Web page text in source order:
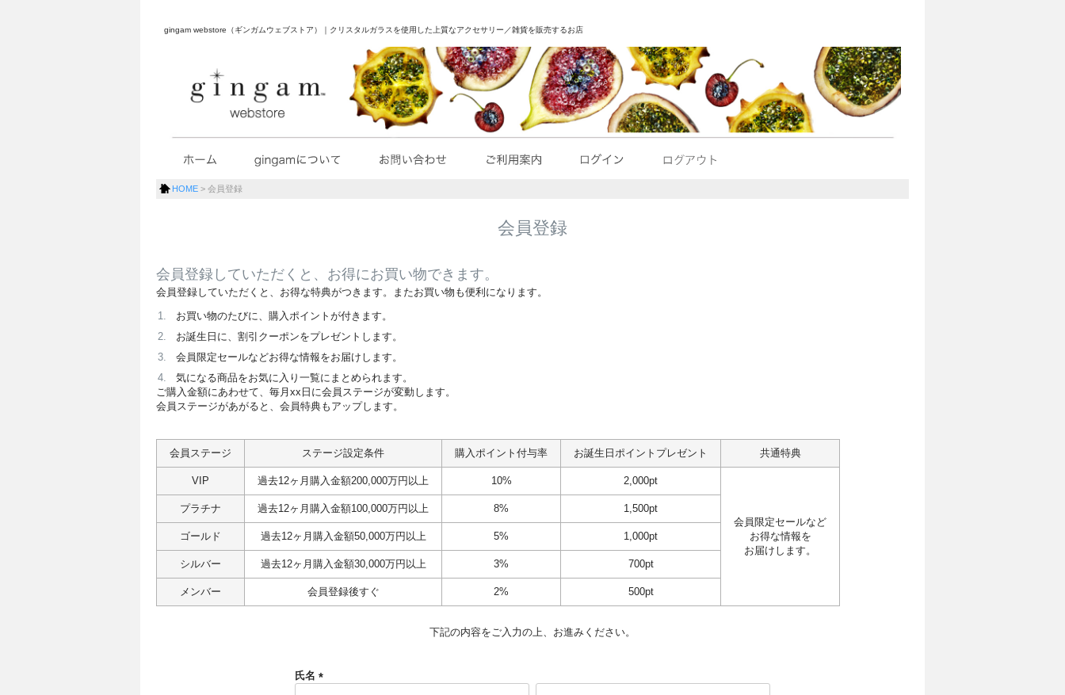
gingam webstore（ギンガムウェブストア）｜クリスタルガラスを使用した上質なアクセサリー／雑貨を販売するお店
HOME 会員登録
会員登録
会員登録していただくと、お得にお買い物できます。
会員登録していただくと、お得な特典がつきます。またお買い物も便利になります。
お買い物のたびに、購入ポイントが付きます。
お誕生日に、割引クーポンをプレゼントします。
会員限定セールなどお得な情報をお届けします。
気になる商品をお気に入り一覧にまとめられます。
ご購入金額にあわせて、毎月xx日に会員ステージが変動します。
会員ステージがあがると、会員特典もアップします。
会員ステージ ステージ設定条件 購入ポイント付与率 お誕生日ポイントプレゼント 共通特典
VIP 過去12ヶ月購入金額200,000万円以上 10% 2,000pt
会員限定セールなど
お得な情報を
お届けします。
プラチナ 過去12ヶ月購入金額100,000万円以上 8% 1,500pt
ゴールド 過去12ヶ月購入金額50,000万円以上 5% 1,000pt
シルバー 過去12ヶ月購入金額30,000万円以上 3% 700pt
メンバー 会員登録後すぐ 2% 500pt
下記の内容をご入力の上、お進みください。
氏名